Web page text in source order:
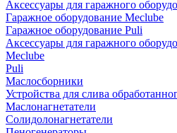
Аксессуары для гаражного
Гаражное оборудование Meclube
Гаражное оборудование Puli
Аксессуары для гаражного
Meclube
Puli
Маслосборники
Устройства для слива
Маслонагнетатели
Солидолонагнетатели